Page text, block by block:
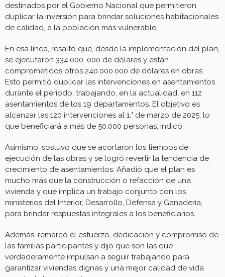
destinados por el Gobierno Nacional que permitieron
duplicar la inversión para brindar soluciones habitacionales
de calidad, a la población más vulnerable.
En esa línea, resaltó que, desde la implementación del plan,
se ejecutaron 334.000. 000 de dólares y están
comprometidos otros 240.000.000 de dólares en obras.
Esto permitió duplicar las intervenciones en asentamientos
durante el período, trabajando, en la actualidad, en 112
asentamientos de los 19 departamentos. El objetivo es
alcanzar las 120 intervenciones al 1.° de marzo de 2025, lo
que beneficiará a más de 50.000 personas, indicó.
Asimismo, sostuvo que se acortaron los tiempos de
ejecución de las obras y se logró revertir la tendencia de
crecimiento de asentamientos. Añadió que el plan es
mucho más que la construcción o refacción de una
vivienda y que implica un trabajo conjunto con los
ministerios del Interior, Desarrollo, Defensa y Ganadería,
para brindar respuestas integrales a los beneficiarios.
Además, remarcó el esfuerzo, dedicación y compromiso de
las familias participantes y dijo que son las que
verdaderamente impulsan a seguir trabajando para
garantizar viviendas dignas y una mejor calidad de vida